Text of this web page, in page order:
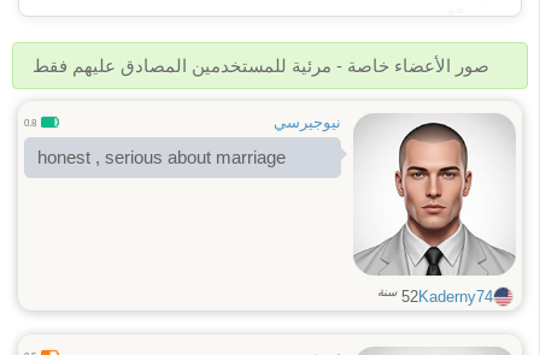
💕
صور الأعضاء خاصة - مرئية للمستخدمين المصادق عليهم فقط
نيوجيرسي 0.8
honest , serious about marriage
Kaderny74
52 سنة